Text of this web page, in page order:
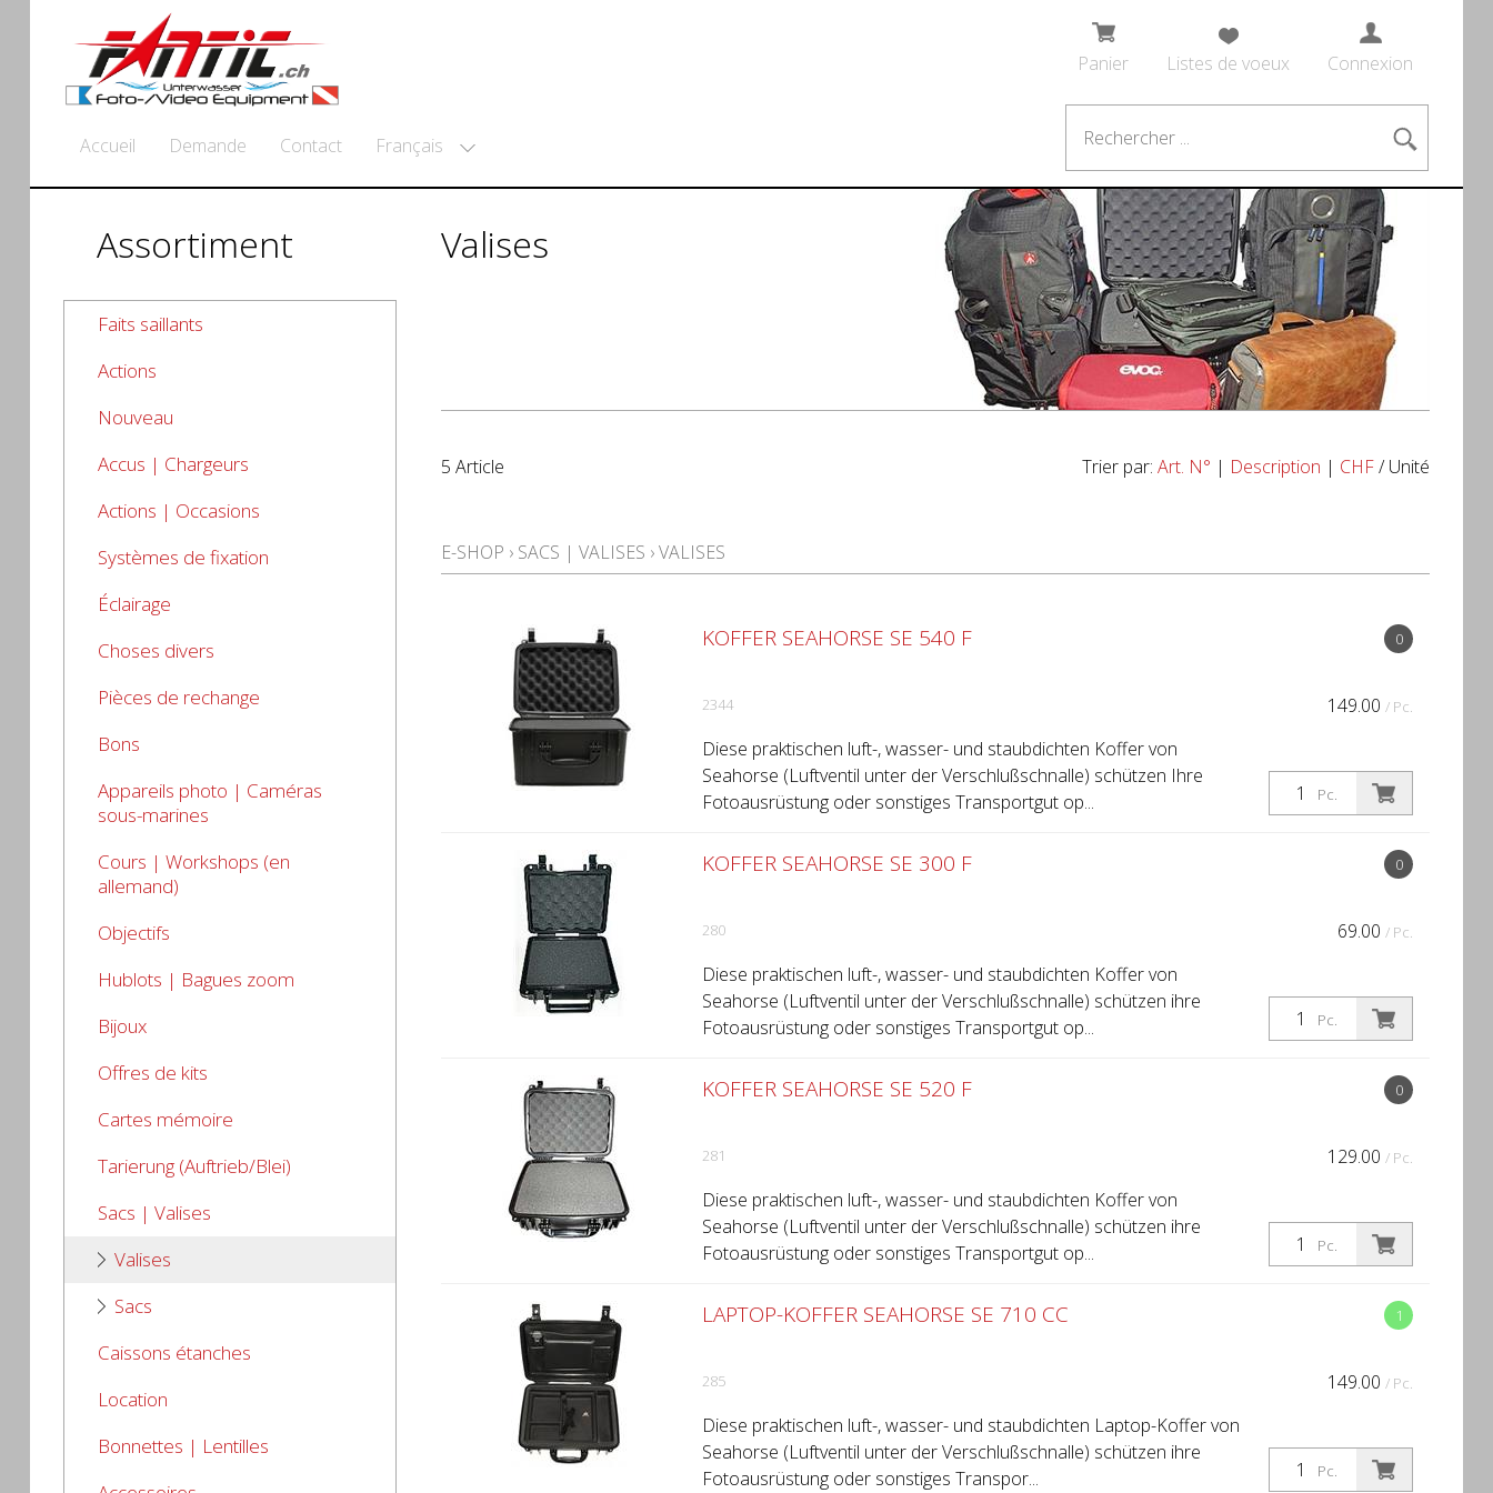
Panier Listes de voeux Connexion
Accueil Demande Contact Français
Assortiment
Faits saillants
Actions
Nouveau
Accus | Chargeurs
Actions | Occasions
Systèmes de fixation
Éclairage
Choses divers
Pièces de rechange
Bons
Appareils photo | Caméras
sous-marines
Cours | Workshops (en
allemand)
Objectifs
Hublots | Bagues zoom
Bijoux
Offres de kits
Cartes mémoire
Tarierung (Auftrieb/Blei)
Sacs | Valises
Valises
Sacs
Caissons étanches
Location
Bonnettes | Lentilles
Valises
Trier par: Art. N° | Description | CHF/ Unité
5 Article
E-SHOP › SACS | VALISES ›VALISES
0
149.00 / Pc.
Pc.
KOFFER SEAHORSE SE 540 F
2344
Diese praktischen luft-, wasser- und staubdichten Koffer von
Seahorse (Luftventil unter der Verschlußschnalle) schützen Ihre
Fotoausrüstung oder sonstiges Transportgut op...
0
69.00 / Pc.
Pc.
KOFFER SEAHORSE SE 300 F
280
Diese praktischen luft-, wasser- und staubdichten Koffer von
Seahorse (Luftventil unter der Verschlußschnalle) schützen ihre
Fotoausrüstung oder sonstiges Transportgut op...
0
129.00 / Pc.
Pc.
KOFFER SEAHORSE SE 520 F
281
Diese praktischen luft-, wasser- und staubdichten Koffer von
Seahorse (Luftventil unter der Verschlußschnalle) schützen ihre
Fotoausrüstung oder sonstiges Transportgut op...
1
149.00 / Pc.
Pc.
LAPTOP-KOFFER SEAHORSE SE 710 CC
285
Diese praktischen luft-, wasser- und staubdichten Laptop-Koffer von
Seahorse (Luftventil unter der Verschlußschnalle) schützen ihre
Fotoausrüstung oder sonstiges Transpor...